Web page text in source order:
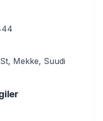
Mekke, Suudi